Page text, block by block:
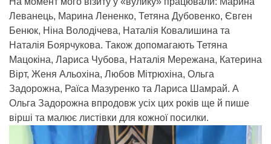
Леванець, Марина Лененко, Тетяна Дубовенко, Євген
Бенюк, Ніна Володічева, Наталія Ковалишина та
Наталія Боярчукова. Також допомагають Тетяна
Мацокіна, Лариса Чубова, Наталія Мережана, Катерина
Вірт, Женя Альохіна, Любов Мітрюхіна, Ольга
Задорожна, Раїса Мазуренко та Лариса Шамрай. А
Ольга Задорожна впродовж усіх цих років ще й пише
вірші та малює листівки для кожної посилки.